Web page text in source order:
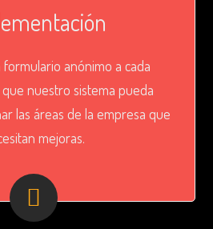
anónimo a cada
nuestro sistema pueda
las áreas de la empresa que
mejoras.